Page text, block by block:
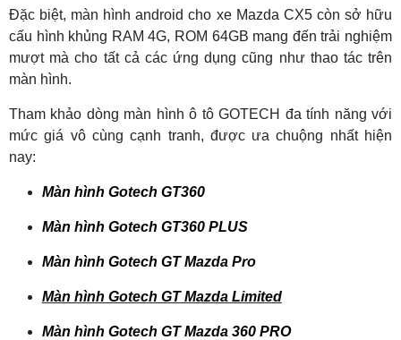
Đặc biệt, màn hình android cho xe Mazda CX5 còn sở hữu
cấu hình khủng RAM 4G, ROM 64GB mang đến trải nghiệm
mượt mà cho tất cả các ứng dụng cũng như thao tác trên
màn hình.
Tham khảo dòng màn hình ô tô GOTECH đa tính năng với
mức giá vô cùng cạnh tranh, được ưa chuộng nhất hiện
nay:
Màn hình Gotech GT360
Màn hình Gotech GT360 PLUS
Màn hình Gotech GT Mazda Pro
Màn hình Gotech GT Mazda Limited
Màn hình Gotech GT Mazda 360 PRO